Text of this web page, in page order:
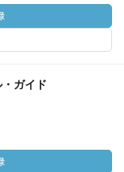
ガイド